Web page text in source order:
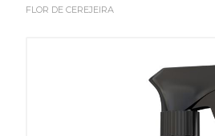
FLOR DE CEREJEIRA